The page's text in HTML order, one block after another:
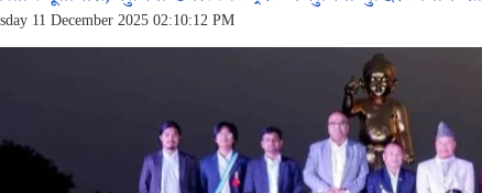
11 December 2025 02:10:12 PM